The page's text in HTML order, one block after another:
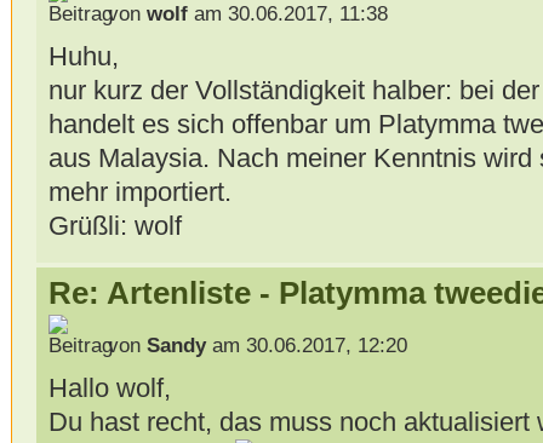
von wolfam 30.06.2017, 11:38
Huhu,
nur kurz der Vollständigkeit halber: bei
handelt es sich offenbar um Platymma
aus Malaysia. Nach meiner Kenntnis
mehr importiert.
Grüßli: wolf
Re: Artenliste - Platymma
von Sandyam 30.06.2017, 12:20
Hallo wolf,
Du hast recht, das muss noch aktualisiert